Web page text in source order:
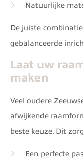
Natuurlijke
De juiste
gebalanceerde
Laat uw
maken
Veel oudere
afwijkende
beste keuze. Dit
Een perfecte